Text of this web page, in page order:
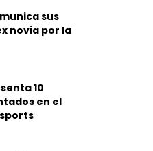
sus
novia por la
10
en el